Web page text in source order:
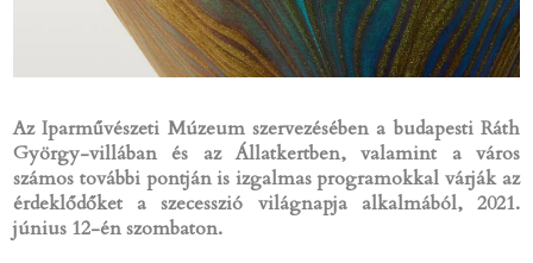
Az Iparművészeti Múzeum szervezésében a budapesti Ráth
György-villában és az Állatkertben, valamint a város
számos további pontján is izgalmas programokkal várják az
érdeklődőket a szecesszió világnapja alkalmából, 2021.
június 12-én szombaton.